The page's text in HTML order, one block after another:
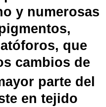
y numerosas
, que
cambios de
parte del
en tejido